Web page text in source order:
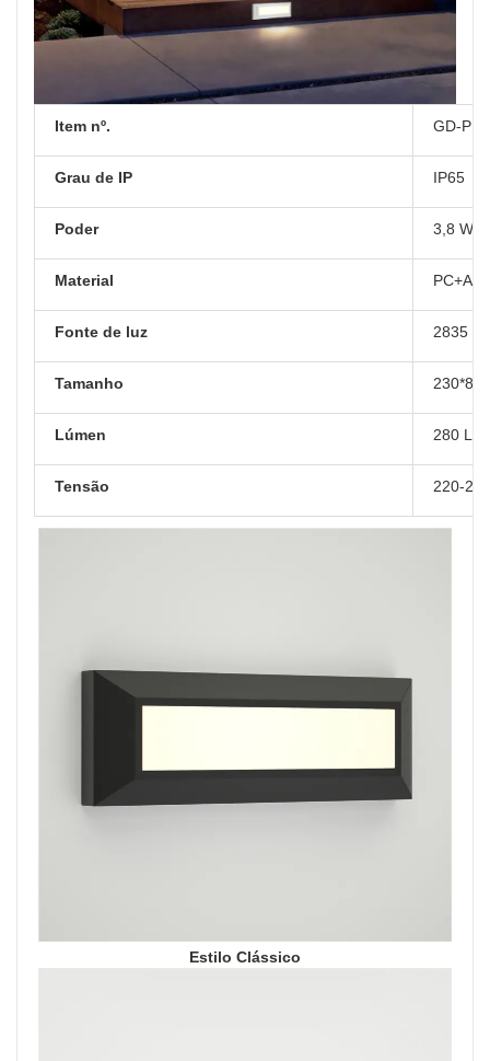
Item nº. GD-
Grau de IP IP65
Poder 3,8 W
Material
Fonte de luz 2835
Tamanho
Lúmen 280 LM
Tensão 220-
Estilo Clássico